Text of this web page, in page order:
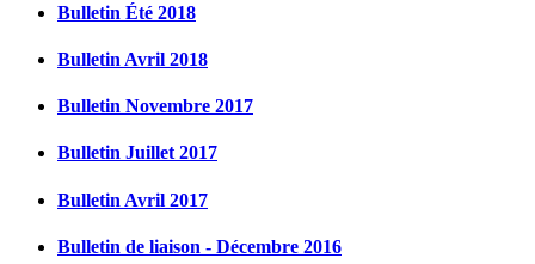
Bulletin Été 2018
Bulletin Avril 2018
Bulletin Novembre 2017
Bulletin Juillet 2017
Bulletin Avril 2017
Bulletin de liaison - Décembre 2016